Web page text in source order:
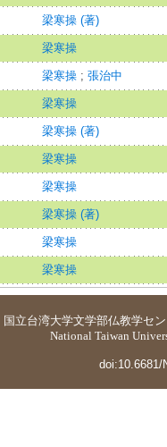
梁寒操 (著)
梁寒操
梁寒操 ; 張治中
梁寒操
梁寒操 (著)
梁寒操
梁寒操
梁寒操 (著)
梁寒操
梁寒操
国立台湾大学文学部仏教学セ
National Taiwan
doi:10.6681/